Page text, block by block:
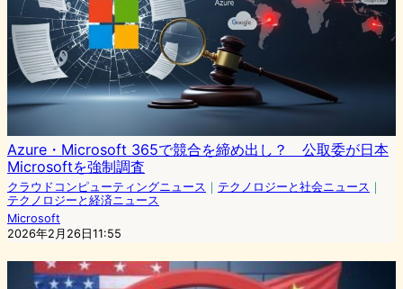
Azure・Microsoft 365で競合を締め出し？ 公取委が日本
Microsoftを強制調査
クラウドコンピューティングニュース ｜ テクノロジーと社会ニュース ｜
テクノロジーと経済ニュース
Microsoft
2026年2月26日11:55